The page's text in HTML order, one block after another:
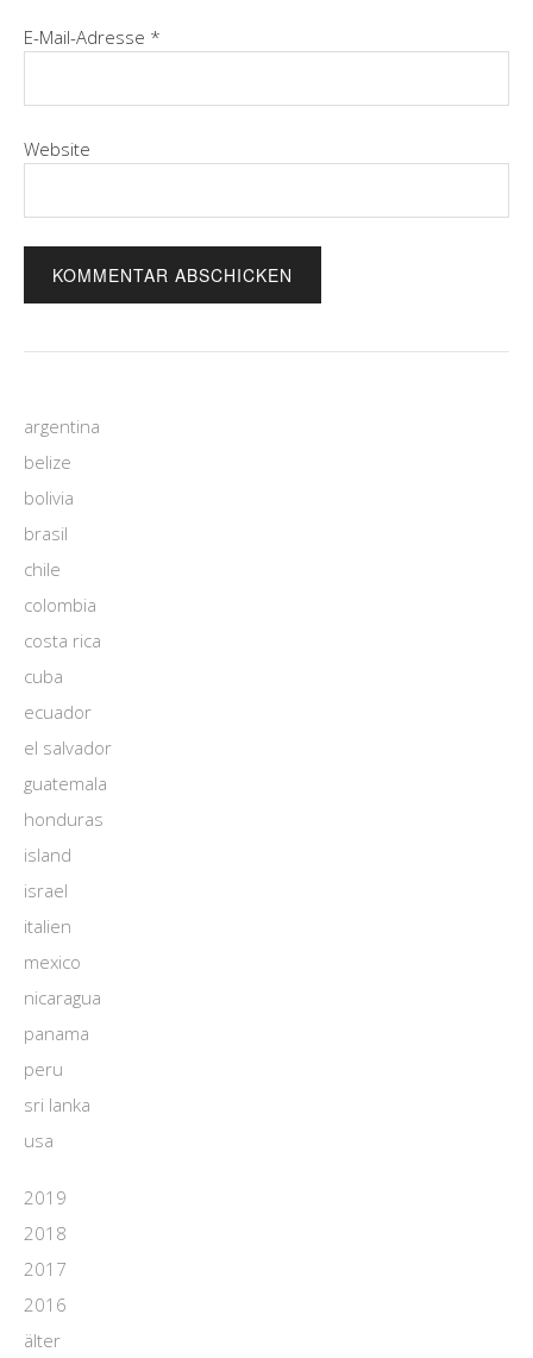
E-Mail-Adresse *
Website
argentina
belize
bolivia
brasil
chile
colombia
costa rica
cuba
ecuador
el salvador
guatemala
honduras
island
israel
italien
mexico
nicaragua
panama
peru
sri lanka
usa
2019
2018
2017
2016
älter